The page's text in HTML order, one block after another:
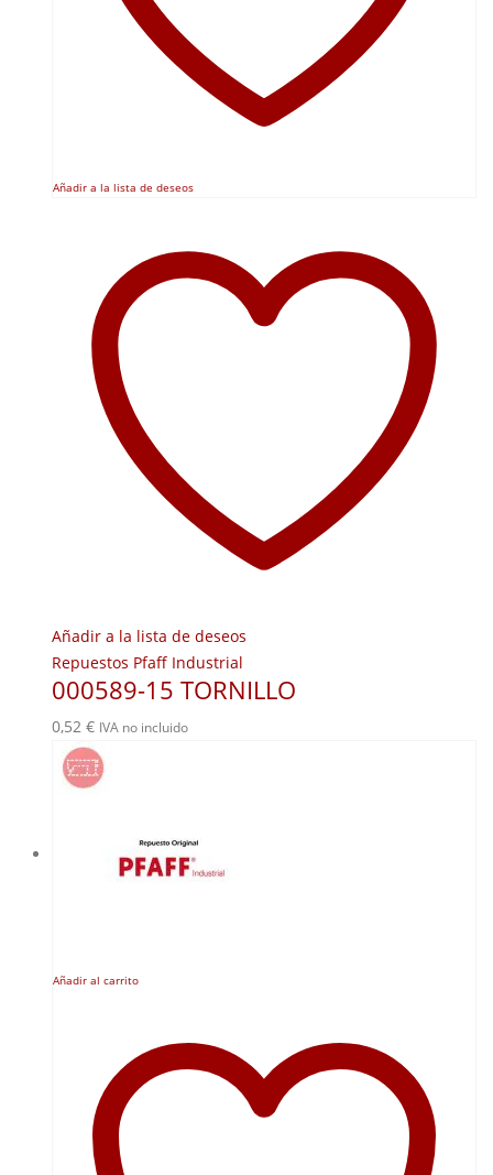
Añadir a la lista de deseos
Añadir a la lista de deseos
Repuestos Pfaff Industrial
000589-15 TORNILLO
0,52 € IVA no incluido
Añadir al carrito